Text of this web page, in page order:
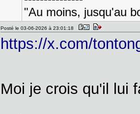
"Au moins, jusqu'au
Posté le 03-06-2026 à 23:01:18
https://x.com/
Moi je crois qu'il lui